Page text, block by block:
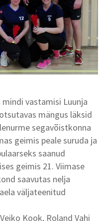
vastamisi Luunja
mängus läksid
segavõistkonna
geimis peale suruda ja
saanud
geimis 21. Viimase
saavutas nelja
väljateenitud
Kook, Roland Vahi